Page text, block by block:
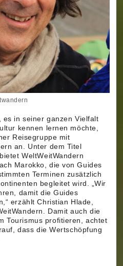
es in seiner ganzen Vielfalt
kennen lernen möchte,
Reisegruppe mit
an. Unter dem Titel
WeltWeitWandern
Marokko, die von Guides
Terminen zusätzlich
begleitet wird. „Wir
damit die Guides
erzählt Christian Hlade,
Damit auch die
Tourismus profitieren, achtet
dass die Wertschöpfung